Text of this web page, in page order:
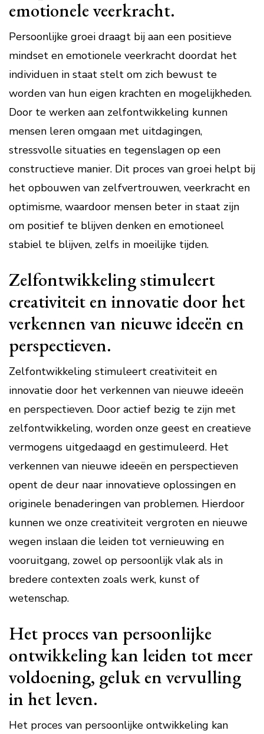
emotionele veerkracht.
Persoonlijke groei draagt bij aan een positieve
mindset en emotionele veerkracht doordat het
individuen in staat stelt om zich bewust te
worden van hun eigen krachten en mogelijkheden.
Door te werken aan zelfontwikkeling kunnen
mensen leren omgaan met uitdagingen,
stressvolle situaties en tegenslagen op een
constructieve manier. Dit proces van groei helpt bij
het opbouwen van zelfvertrouwen, veerkracht en
optimisme, waardoor mensen beter in staat zijn
om positief te blijven denken en emotioneel
stabiel te blijven, zelfs in moeilijke tijden.
Zelfontwikkeling stimuleert
creativiteit en innovatie door het
verkennen van nieuwe ideeën en
perspectieven.
Zelfontwikkeling stimuleert creativiteit en
innovatie door het verkennen van nieuwe ideeën
en perspectieven. Door actief bezig te zijn met
zelfontwikkeling, worden onze geest en creatieve
vermogens uitgedaagd en gestimuleerd. Het
verkennen van nieuwe ideeën en perspectieven
opent de deur naar innovatieve oplossingen en
originele benaderingen van problemen. Hierdoor
kunnen we onze creativiteit vergroten en nieuwe
wegen inslaan die leiden tot vernieuwing en
vooruitgang, zowel op persoonlijk vlak als in
bredere contexten zoals werk, kunst of
wetenschap.
Het proces van persoonlijke
ontwikkeling kan leiden tot meer
voldoening, geluk en vervulling
in het leven.
Het proces van persoonlijke ontwikkeling kan